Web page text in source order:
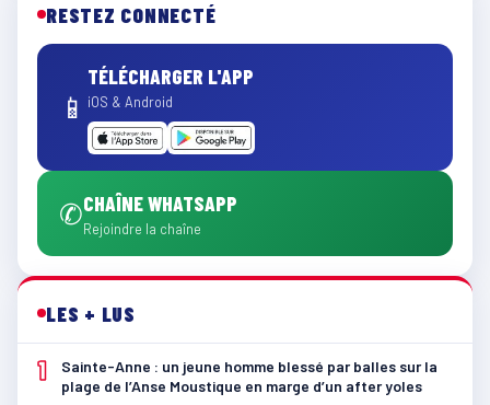
RESTEZ CONNECTÉ
📱
TÉLÉCHARGER L'APP
iOS & Android
✆CHAÎNE WHATSAPP
Rejoindre la chaîne
LES + LUS
1
Sainte-Anne : un jeune homme blessé par balles sur la
plage de l’Anse Moustique en marge d’un after yoles